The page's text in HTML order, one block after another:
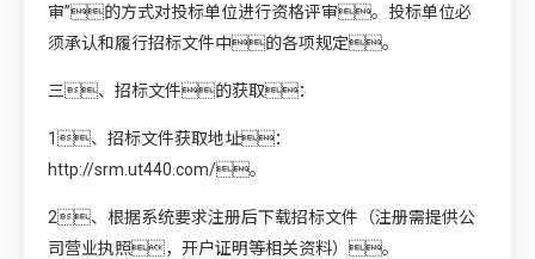
审”的方式对投标单位进行资格评审。投标单位必
须承认和履行招标文件中的各项规定。
三、招标文件的获取：
1、招标文件获取地址：
http://srm.ut440.com/。
2、根据系统要求注册后下载招标文件（注册需提供公
司营业执照，开户证明等相关资料）。